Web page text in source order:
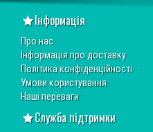
Інформація
Про нас
Інформація про доставку
Політика конфіденційності
Умови користування
Наші переваги
Служба підтримки